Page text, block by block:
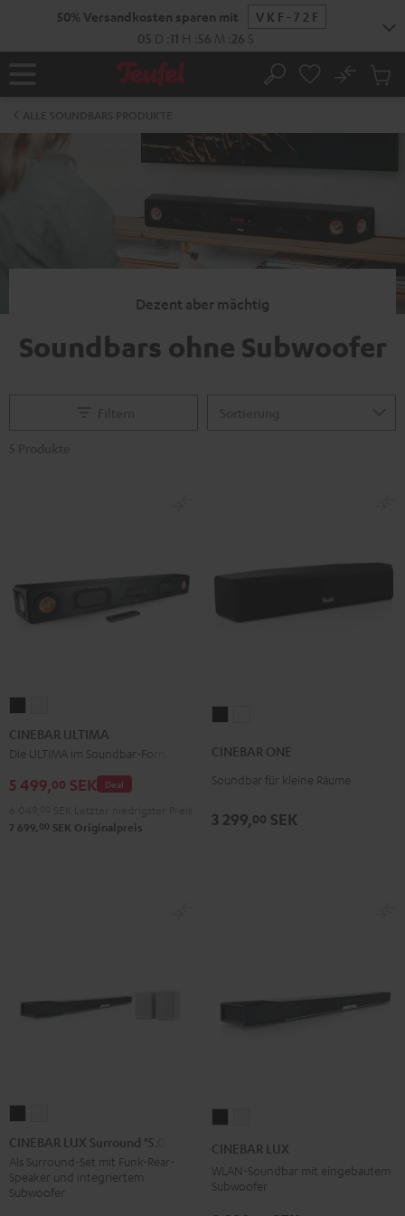
50% Versandkosten sparen mit
VKF-72F
05 D 11 H 56 M 26 S
Startseite Suche
No
Dezent aber mächtig
Soundbars ohne Subwoofer
ULTIMA
Schwarz
ULTIMA
Weiß
CINEBAR ULTIMA
Die ULTIMA im Soundbar-Format
Deal
5 499,00 SEK
7 699, 00 SEK Originalpreis
BlackWhite
CINEBAR ONE
Soundbar für kleine Räume
3 299,00 SEK
LUX
Surround
"5.0-
Set"
LUX
Surround
"5.0-
Set"
CINEBAR LUX Surround "5.0-Set"
Als Surround-Set mit Funk-Rear-
Speaker und integriertem
Subwoofer
CINEBAR LUX
WLAN-Soundbar mit eingebautem
Subwoofer